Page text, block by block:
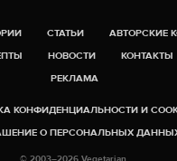
СТАТЬИ
АВТОРСКИЕ
НОВОСТИ КОНТАКТЫ
РЕКЛАМА
КОНФИДЕНЦИАЛЬНОСТИ И
О ПЕРСОНАЛЬНЫХ